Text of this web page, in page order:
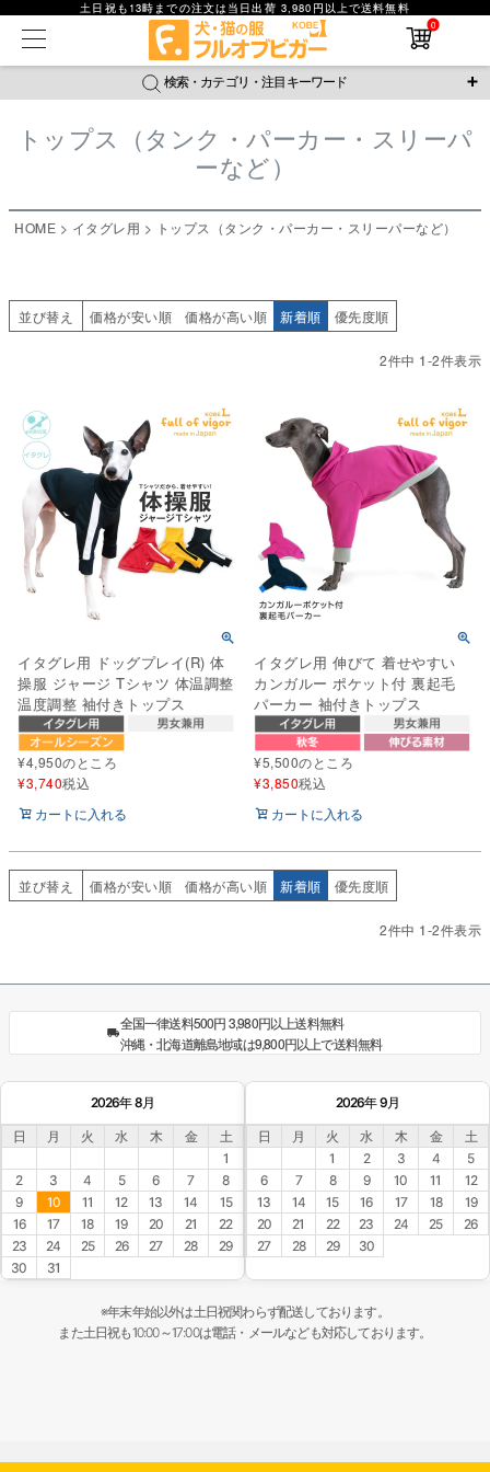
土日祝も13時までの注文は当日出荷 3,980円以上で送料無料
0
検索・カテゴリ・注目キーワード
＼注目ワード／
撥水レイン
接触冷感 おそろコーデ 背中開きアイテム
返品・交換について ご利用ガイド
在庫なし商品を表示しない
商品番号
価格が安い順
価格が高い順
検索
トップス（タンク・パーカー・スリーパ
ーなど）
HOME イタグレ用 トップス（タンク・パーカー・スリーパーなど）
並び替え 価格が安い順 価格が高い順 新着順 優先度順
2件中 1-2件表示
イタグレ用 ドッグプレイ(R) 体
操服 ジャージ Tシャツ 体温調整
温度調整 袖付きトップス
¥4,950のところ
¥3,740税込
カートに入れる
イタグレ用 伸びて 着せやすい
カンガルー ポケット付 裏起毛
パーカー 袖付きトップス
¥5,500のところ
¥3,850税込
カートに入れる
並び替え 価格が安い順 価格が高い順 新着順 優先度順
2件中 1-2件表示
全国一律送料500円 3,980円以上送料無料
沖縄・北海道離島地域は9,800円以上で送料無料
2026年 8月
日 月 火 水 木 金
土
1
2
3 4 5 6 7
8
9
10 11 12 13 14
15
16
17 18 19 20 21
22
23
24 25 26 27 28
29
30
31
2026年 9月
日 月 火 水 木 金
土
1
2 3 4
5
6
7 8 9 10 11
12
13
14 15 16 17 18
19
20
21 22 23 24 25
26
27
28 29 30
※年末年始以外は土日祝関わらず配送しております。
また土日祝も10:00～17:00は電話・メールなども対応しております。